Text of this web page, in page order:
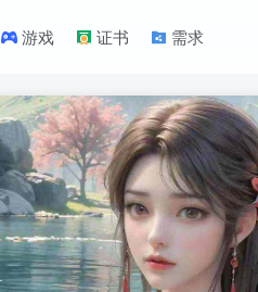
游戏 证书 需求